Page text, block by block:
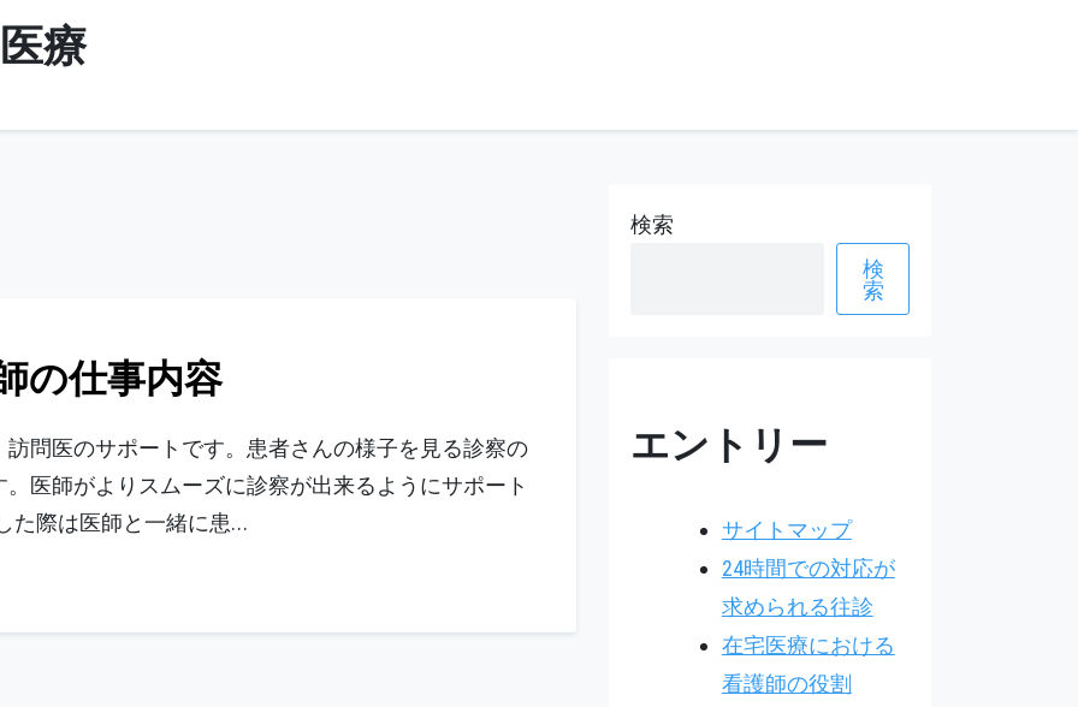
療
の仕事内容
問医のサポートです。患者さんの様子を見る診察の
医師がよりスムーズに診察が出来るようにサポート
た際は医師と一緒に患…
検索
検
索
エントリー
サイトマップ
24時間での対応が
求められる往診
在宅医療における
看護師の役割